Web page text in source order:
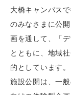
大橋キャンパス
のみなさまに公
画を通して、「
とともに、地域
的としています。
施設公開は、一